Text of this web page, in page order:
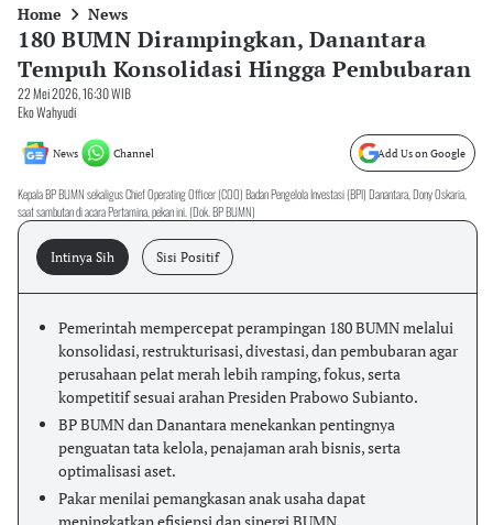
Home News
180 BUMN Dirampingkan, Danantara
Tempuh Konsolidasi Hingga Pembubaran
22 Mei 2026, 16:30 WIB
Eko Wahyudi
News Channel Add Us on Google
Kepala BP BUMN sekaligus Chief Operating Officer (COO) Badan Pengelola Investasi (BPI) Danantara, Dony Oskaria,
saat sambutan di acara Pertamina, pekan ini. (Dok. BP BUMN)
Intinya Sih Sisi Positif
Pemerintah mempercepat perampingan 180 BUMN melalui
konsolidasi, restrukturisasi, divestasi, dan pembubaran agar
perusahaan pelat merah lebih ramping, fokus, serta
kompetitif sesuai arahan Presiden Prabowo Subianto.
BP BUMN dan Danantara menekankan pentingnya
penguatan tata kelola, penajaman arah bisnis, serta
optimalisasi aset.
Pakar menilai pemangkasan anak usaha dapat